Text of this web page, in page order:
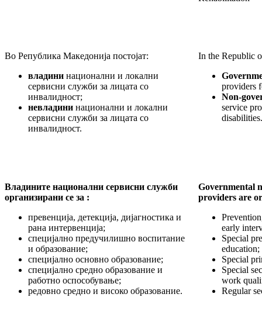
Во Република Македонија постојат:
владини национални и локални
сервисни служби за лицата со
инвалидност;
невладини национални и локални
сервисни служби за лицата со
инвалидност.
In the Republic
providers
Non-
service
disabilities.
Владините национални сервисни служби
организирани се за :
превенција, детекција, дијагностика и
рана интервенција;
специјално предучилишно воспитание
и образование;
специјално основно образование;
специјално средно образование и
работно оспособување;
редовно средно и високо образование.
Governmental
providers are
early
Special
education;
Special
Special
work
Regular